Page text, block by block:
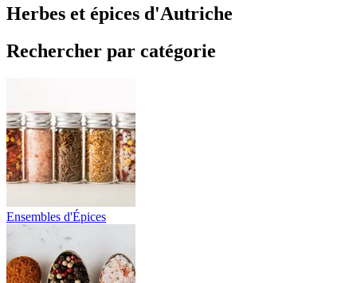
Herbes et épices d'Autriche
Rechercher par catégorie
Ensembles d'Épices